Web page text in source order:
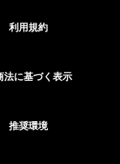
利用規約
法に基づく表示
推奨環境